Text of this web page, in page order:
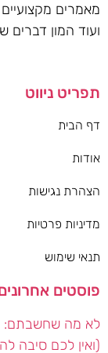
מאמרים מקצועיים
ועוד המון
תפריט ניווט
דף הבית
אודות
הצהרת נגישות
מדיניות פרטיות
תנאי שימוש
פוסטים
לא מה שחשבתם:
(ואין לכם סיבה